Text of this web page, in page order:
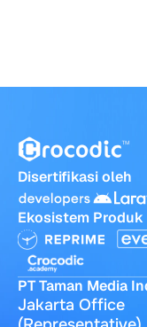
Disertifikasi oleh
Ekosistem Produk
PT Taman Media
Jakarta Office